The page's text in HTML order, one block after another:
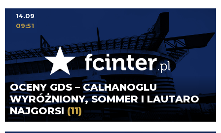
OCENY GDS – CALHANOGLU
WYRÓŻNIONY, SOMMER I LAUTARO
NAJGORSI (11)
14.09
09:51